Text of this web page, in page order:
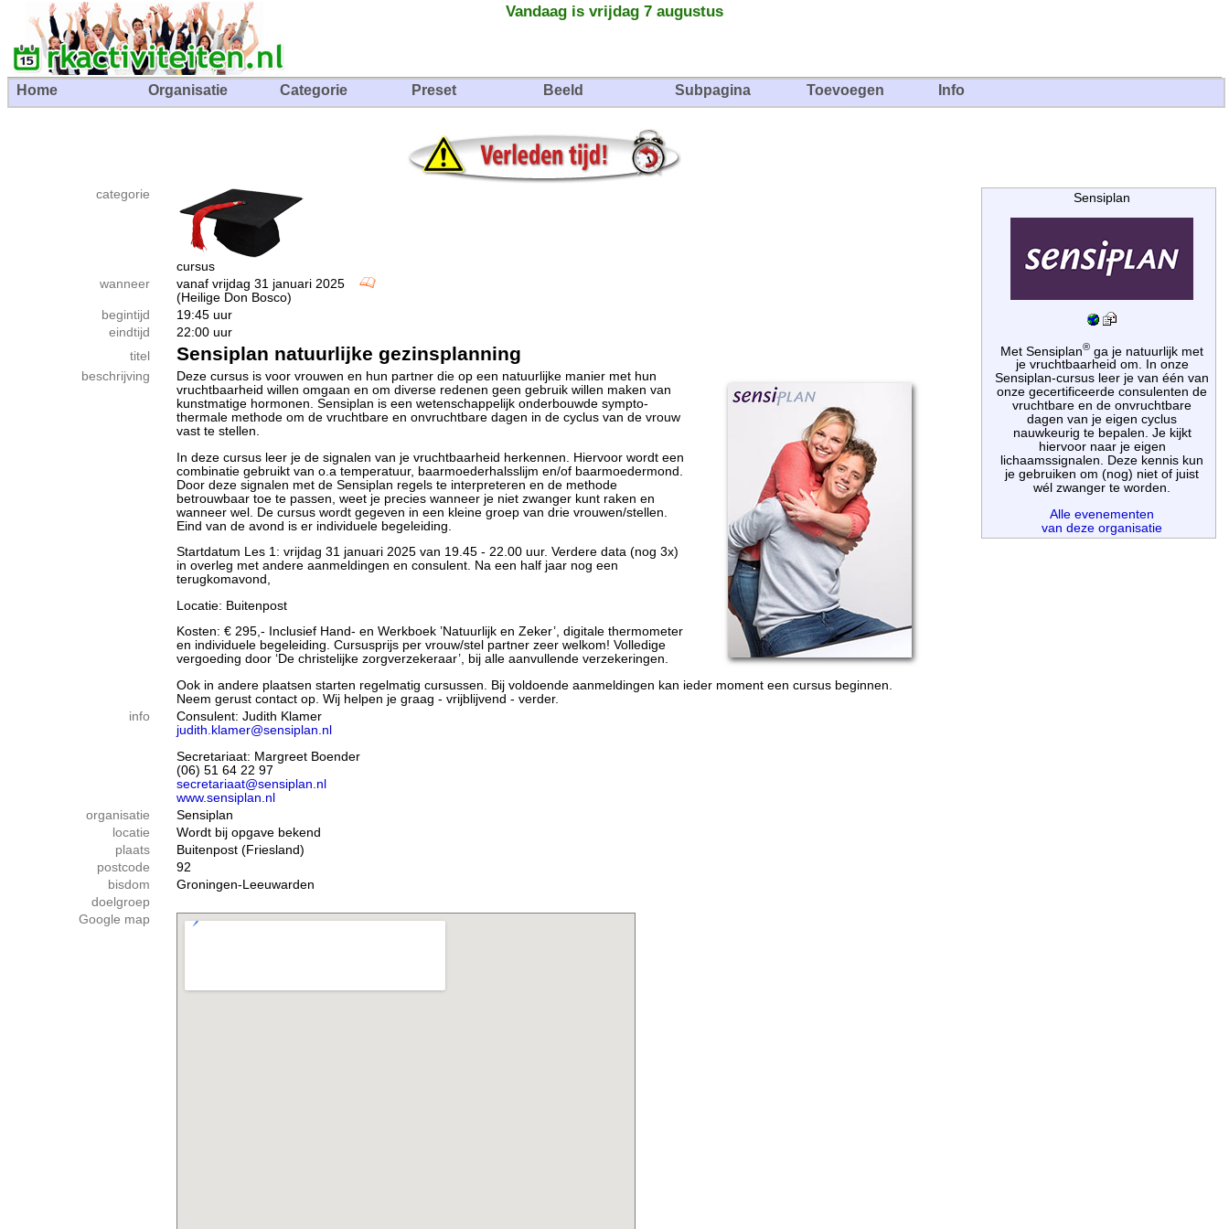
Vandaag is vrijdag 7 augustus
Home Organisatie Categorie Preset Beeld Subpagina Toevoegen Info
categorie
cursus
Sensiplan
Met Sensiplan® ga je natuurlijk met
je vruchtbaarheid om. In onze
Sensiplan-cursus leer je van één van
onze gecertificeerde consulenten de
vruchtbare en de onvruchtbare
dagen van je eigen cyclus
nauwkeurig te bepalen. Je kijkt
hiervoor naar je eigen
lichaamssignalen. Deze kennis kun
je gebruiken om (nog) niet of juist
wél zwanger te worden.
Alle evenementen
van deze organisatie
wanneer
vanaf vrijdag 31 januari 2025
(Heilige Don Bosco)
begintijd
19:45 uur
eindtijd
22:00 uur
titel
Sensiplan natuurlijke gezinsplanning
beschrijving
Deze cursus is voor vrouwen en hun partner die op een natuurlijke manier met hun
vruchtbaarheid willen omgaan en om diverse redenen geen gebruik willen maken van
kunstmatige hormonen. Sensiplan is een wetenschappelijk onderbouwde sympto-
thermale methode om de vruchtbare en onvruchtbare dagen in de cyclus van de vrouw
vast te stellen.
In deze cursus leer je de signalen van je vruchtbaarheid herkennen. Hiervoor wordt een
combinatie gebruikt van o.a temperatuur, baarmoederhalsslijm en/of baarmoedermond.
Door deze signalen met de Sensiplan regels te interpreteren en de methode
betrouwbaar toe te passen, weet je precies wanneer je niet zwanger kunt raken en
wanneer wel. De cursus wordt gegeven in een kleine groep van drie vrouwen/stellen.
Eind van de avond is er individuele begeleiding.
Startdatum Les 1: vrijdag 31 januari 2025 van 19.45 - 22.00 uur. Verdere data (nog 3x)
in overleg met andere aanmeldingen en consulent. Na een half jaar nog een
terugkomavond,
Locatie: Buitenpost
Kosten: € 295,- Inclusief Hand- en Werkboek ’Natuurlijk en Zeker’, digitale thermometer
en individuele begeleiding. Cursusprijs per vrouw/stel partner zeer welkom! Volledige
vergoeding door ‘De christelijke zorgverzekeraar’, bij alle aanvullende verzekeringen.
Ook in andere plaatsen starten regelmatig cursussen. Bij voldoende aanmeldingen kan ieder moment een cursus beginnen.
Neem gerust contact op. Wij helpen je graag - vrijblijvend - verder.
info
Consulent: Judith Klamer
judith.klamer@sensiplan.nl
Secretariaat: Margreet Boender
(06) 51 64 22 97
secretariaat@sensiplan.nl
www.sensiplan.nl
organisatie
Sensiplan
locatie
Wordt bij opgave bekend
plaats
Buitenpost (Friesland)
postcode
92
bisdom
Groningen-Leeuwarden
doelgroep
Google map